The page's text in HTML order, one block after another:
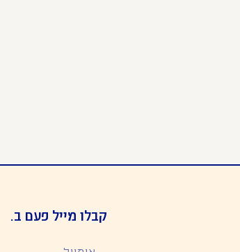
קבלו מייל פעם ב.